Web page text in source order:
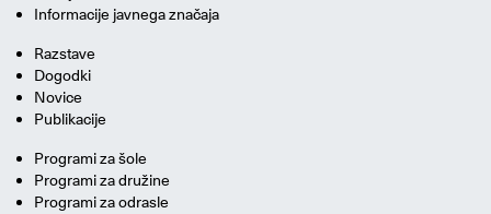
Informacije javnega značaja
Razstave
Dogodki
Novice
Publikacije
Programi za šole
Programi za družine
Programi za odrasle